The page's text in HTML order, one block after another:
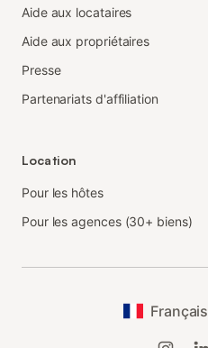
Aide aux locataires
Aide aux propriétaires
Presse
Partenariats d'affiliation
Location
Pour les hôtes
Pour les agences (30+ biens)
Français